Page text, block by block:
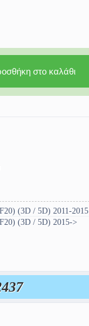
στο καλάθι
(3D / 5D) 2011-2015
(3D / 5D) 2015->